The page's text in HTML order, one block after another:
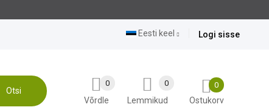
Logi sisse
Eesti keel
Otsi
0
Ostukorv
Lemmikud
0
Võrdle
0